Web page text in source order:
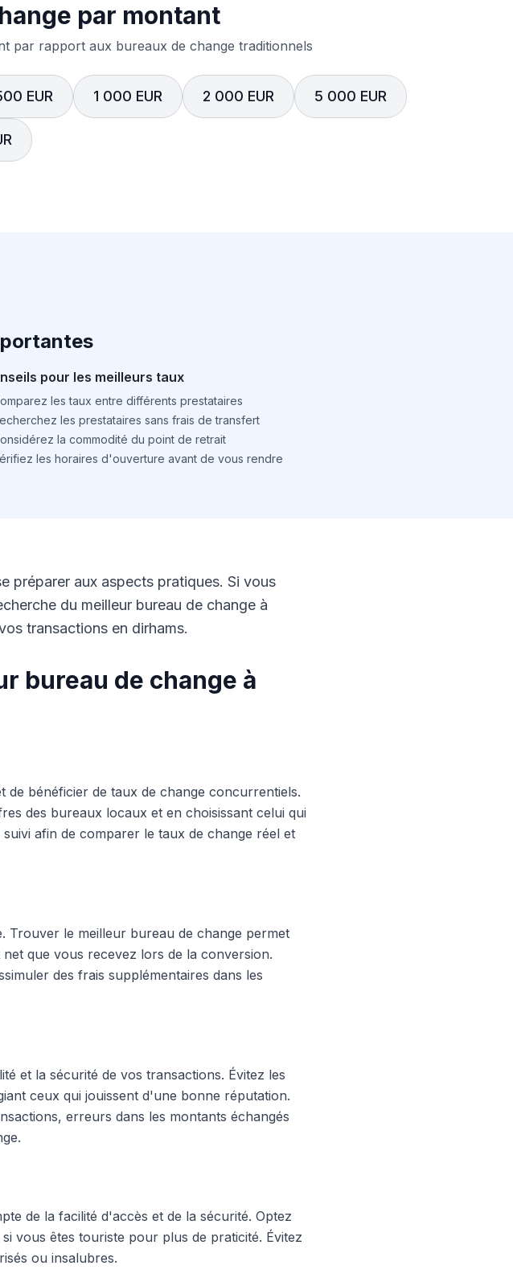
par montant
par rapport aux bureaux de change traditionnels
EUR 1 000 EUR 2 000 EUR 5 000 EUR
pour les meilleurs taux
les taux entre différents prestataires
les prestataires sans frais de transfert
la commodité du point de retrait
les horaires d'ouverture avant de vous rendre
préparer aux aspects pratiques. Si vous
du meilleur bureau de change à
transactions en dirhams.
bureau de change à
bénéficier de taux de change concurrentiels.
des bureaux locaux et en choisissant celui qui
afin de comparer le taux de change réel et
Trouver le meilleur bureau de change permet
que vous recevez lors de la conversion.
des frais supplémentaires dans les
et la sécurité de vos transactions. Évitez les
ceux qui jouissent d'une bonne réputation.
erreurs dans les montants échangés
de la facilité d'accès et de la sécurité. Optez
vous êtes touriste pour plus de praticité. Évitez
ou insalubres.